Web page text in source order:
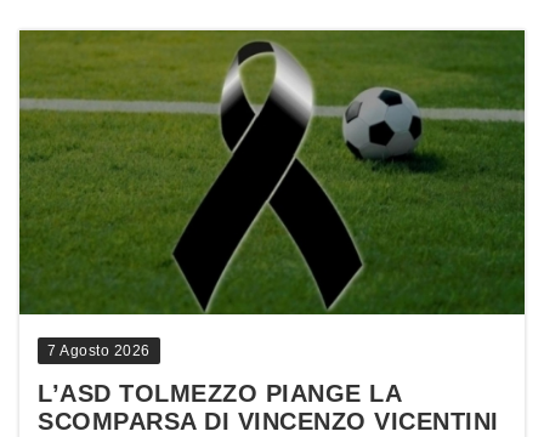
7 Agosto 2026
L’ASD TOLMEZZO PIANGE LA
SCOMPARSA DI VINCENZO VICENTINI